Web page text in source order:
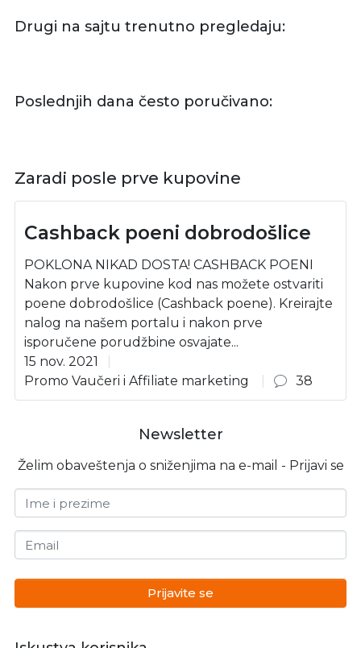
Drugi na sajtu trenutno pregledaju:
Poslednjih dana često poručivano:
Zaradi posle prve kupovine
Cashback poeni dobrodošlice
POKLONA NIKAD DOSTA! CASHBACK POENI
Nakon prve kupovine kod nas možete ostvariti
poene dobrodošlice (Cashback poene). Kreirajte
nalog na našem portalu i nakon prve
isporučene porudžbine osvajate...
15 nov. 2021
Promo Vaučeri i Affiliate marketing
38
Newsletter
Želim obaveštenja o sniženjima na e-mail - Prijavi se
Ime i prezime
Email
Prijavite se